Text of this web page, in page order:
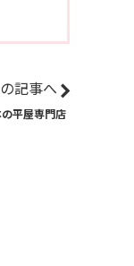
記事へ
平屋専門店